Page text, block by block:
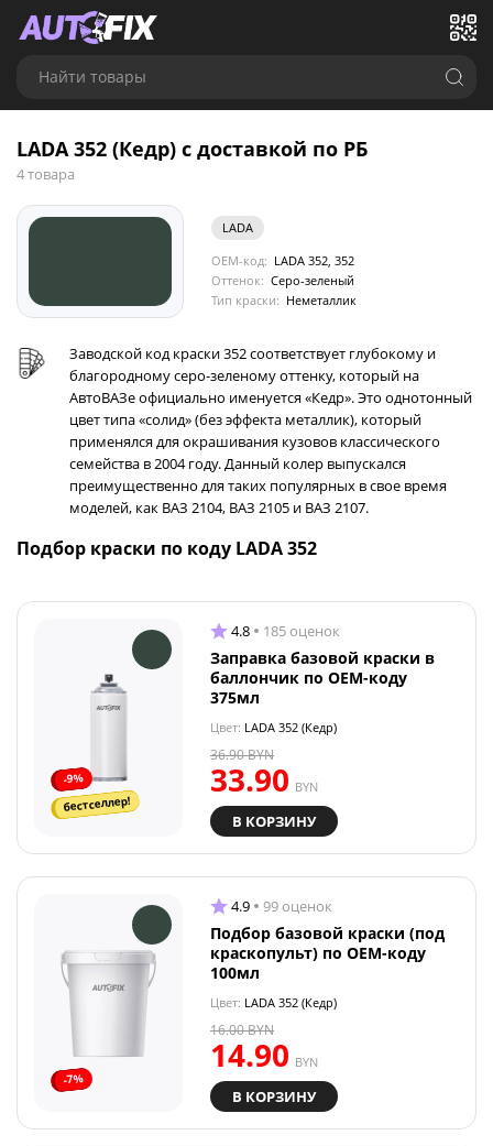
Найти товары
LADA 352 (Кедр) с доставкой по РБ
4 товара
LADA
OEM-код: LADA 352, 352
Оттенок: Серо-зеленый
Тип краски: Неметаллик
Заводской код краски 352 соответствует глубокому и
благородному серо-зеленому оттенку, который на
АвтоВАЗе официально именуется «Кедр». Это однотонный
цвет типа «солид» (без эффекта металлик), который
применялся для окрашивания кузовов классического
семейства в 2004 году. Данный колер выпускался
преимущественно для таких популярных в свое время
моделей, как ВАЗ 2104, ВАЗ 2105 и ВАЗ 2107.
Подбор краски по коду LADA 352
-9%
бестселлер!
4.8 185 оценок
Заправка базовой краски в
баллончик по OEM-коду
375мл
Цвет: LADA 352 (Кедр)
33.90 BYN
36.90BYN
В КОРЗИНУ
-7%
4.9 99 оценок
Подбор базовой краски (под
краскопульт) по OEM-коду
100мл
Цвет: LADA 352 (Кедр)
14.90 BYN
16.00BYN
В КОРЗИНУ